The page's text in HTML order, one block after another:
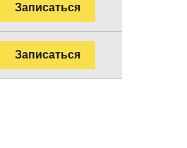
Записаться
Записаться